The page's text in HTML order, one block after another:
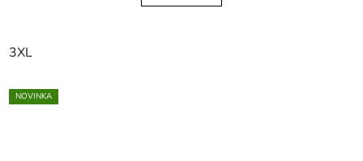
3XL
NOVINKA